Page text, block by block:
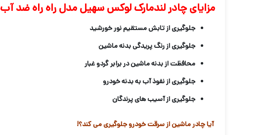
مزایای چادر لندمارک لوکس سهیل مدل راه راه ضد آب
جلوگیری از تابش مستقیم نور خورشید
جلوگیری از رنگ پریدگی بدنه ماشین
محافظت از بدنه ماشین در برابر گردو غبار
جلوگیری از نفوذ آب به بدنه خودرو
جلوگیری از آسیب های پرندگان
آیا چادر ماشین از سرقت خودرو جلوگیری می کند؟!